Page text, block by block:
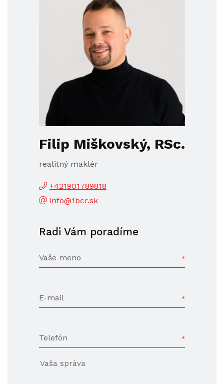
Filip Miškovský, RSc.
realitný maklér
+421901789818
info@1bcr.sk
Radi Vám poradíme
Vaše meno
E-mail
Telefón